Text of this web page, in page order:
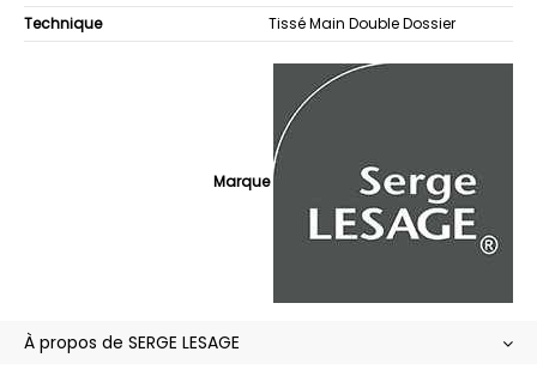
Technique
Tissé Main Double Dossier
Marque
À propos de SERGE LESAGE